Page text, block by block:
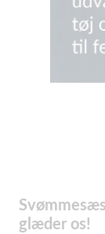
glæder os!